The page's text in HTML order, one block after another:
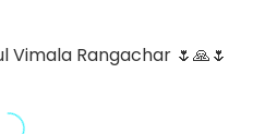
Rangachar 🌷🙏🌷